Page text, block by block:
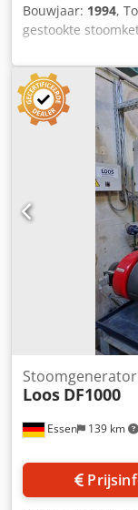
Bouwjaar: 1994,
gestookte
Type : U-HD
max. : 1.000 kg/h
testoverdruk :
Waterinhoud vol
blindrecht
schakelkast,
en de bestaande
Essen 139 km
Loos DF1000